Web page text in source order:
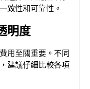
致性和可靠性。
明度
用至關重要。不同
建議仔細比較各項